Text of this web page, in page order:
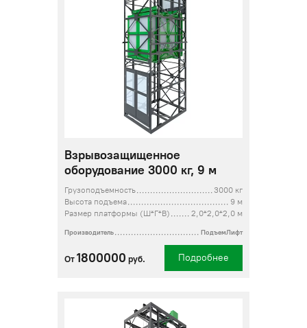
Взрывозащищенное
оборудование 3000 кг, 9 м
Грузоподъемность
3000 кг
Высота подъема
9 м
Размер платформы (Ш*Г*В)
2,0*2,0*2,0 м
Производитель ПодъемЛифт
От 1800000 руб. Подробнее